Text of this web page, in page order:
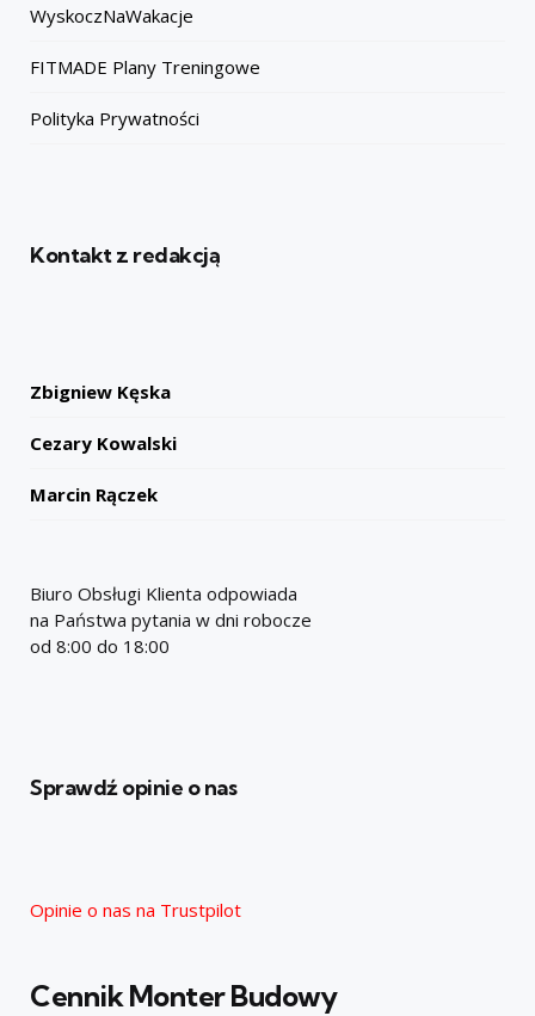
WyskoczNaWakacje
FITMADE Plany Treningowe
Polityka Prywatności
Kontakt z redakcją
Zbigniew Kęska
Cezary Kowalski
Marcin Rączek
Biuro Obsługi Klienta odpowiada
na Państwa pytania w dni robocze
od 8:00 do 18:00
Sprawdź opinie o nas
Opinie o nas na Trustpilot
Cennik Monter Budowy